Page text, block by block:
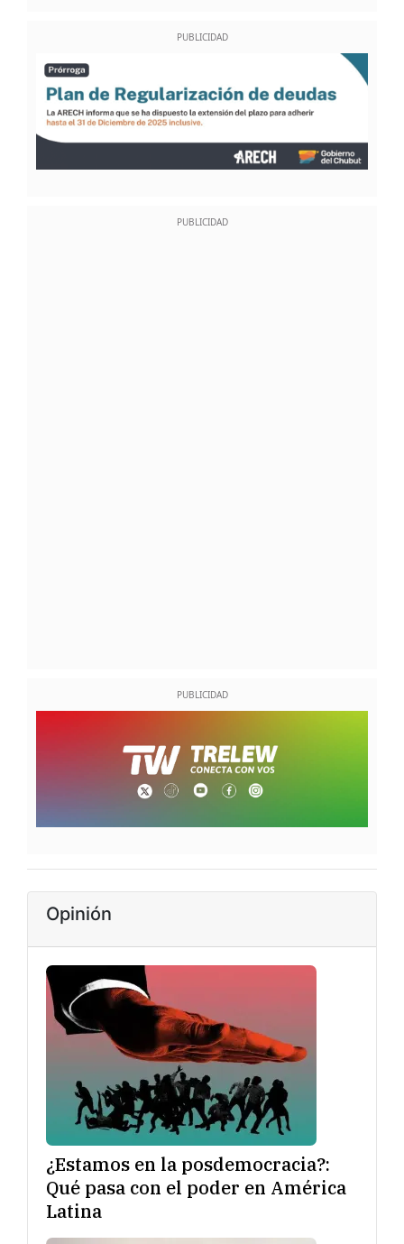
Opinión
¿Estamos en la posdemocracia?:
Qué pasa con el poder en América
Latina